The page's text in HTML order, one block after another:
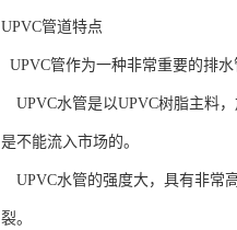
UPVC管道特点
UPVC管作为一种非常重要的排
UPVC水管是以UPVC树脂主料
是不能流入市场的。
UPVC水管的强度大，具有非常
裂。